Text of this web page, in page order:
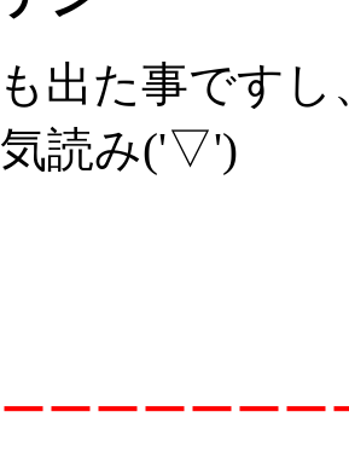
出た事です
読み('▽')
ーーーーーー